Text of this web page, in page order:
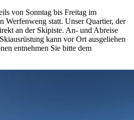
von Sonntag bis Freitag im
Werfenweng statt. Unser Quartier, der
an der Skipiste. An- und Abreise
kann vor Ort ausgeliehen
entnehmen Sie bitte dem